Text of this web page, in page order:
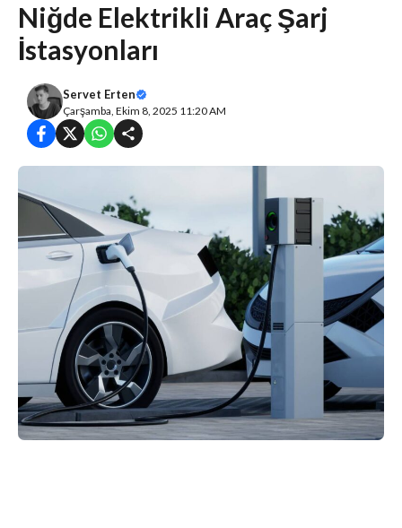
Niğde Elektrikli Araç Şarj
İstasyonları
Servet Erten
Çarşamba, Ekim 8, 2025 11:20 AM